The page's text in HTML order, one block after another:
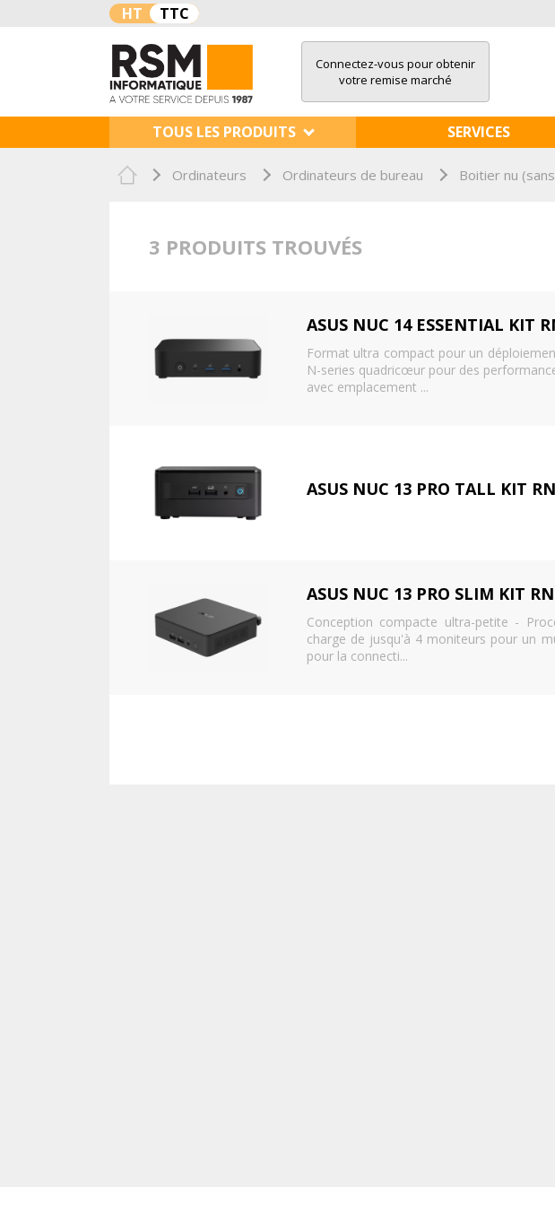
HT TTC
Connectez-vous pour obtenir
votre remise marché
TOUS LES PRODUITS SERVICES
Ordinateurs Ordinateurs de bureau Boitier nu
3 PRODUITS TROUVÉS
Format ultra compact pour un
N-series quadricœur pour des
avec emplacement ...
Conception compacte ultra-petite -
charge de jusqu'à 4 moniteurs pour un
pour la connecti...